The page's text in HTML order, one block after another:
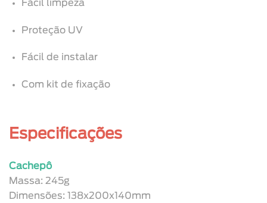
Fácil limpeza
Proteção UV
Fácil de instalar
Com kit de fixação
Especificações
Cachepô
Massa: 245g
Dimensões: 138x200x140mm